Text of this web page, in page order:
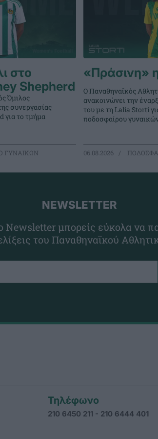
στο
Shepherd
Όμιλος
συνεργασίας
για το τμήμα
ΓΥΝΑΙΚΩΝ
«Πράσινη»
Ο Παναθηναϊκός
ανακοινώνει την
του με τη Lalia Storti
ποδοσφαίρου
06.08.2026
NEWSLETTER
μπορείς εύκολα να
του Παναθηναϊκού
Τηλέφωνο
210 6450 211 - 210 6444 401